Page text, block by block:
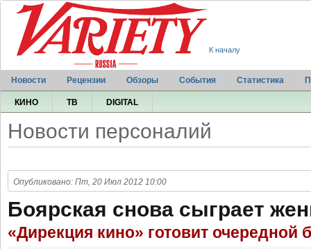
К началу
Новости Рецензии Обзоры События Статистика
КИНО ТВ DIGITAL
Новости персоналий
Опубликовано: Пт, 20 Июл 2012 10:00
Боярская снова сыграет
«Дирекция кино» готовит очередной